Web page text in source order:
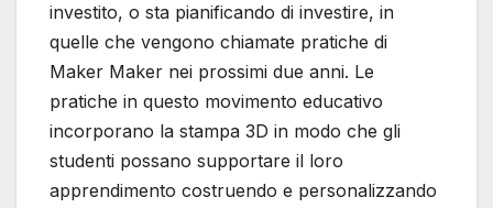
investito, o sta pianificando di investire, in
quelle che vengono chiamate pratiche di
Maker Maker nei prossimi due anni. Le
pratiche in questo movimento educativo
incorporano la stampa 3D in modo che gli
studenti possano supportare il loro
apprendimento costruendo e personalizzando